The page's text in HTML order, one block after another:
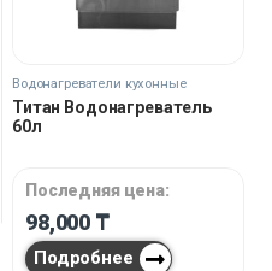
Водонагреватели кухонные
Титан Водонагреватель
60л
Последняя цена:
98,000 ₸
Подробнее